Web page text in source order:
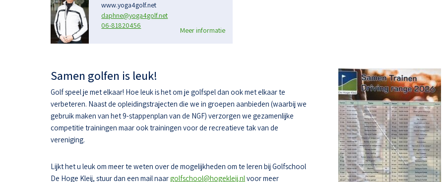
www.yoga4golf.net
daphne@yoga4golf.net
06-81820456
Meer informatie
Samen golfen is leuk!
Golf speel je met elkaar! Hoe leuk is het om je golfspel dan ook met elkaar te
verbeteren. Naast de opleidingstrajecten die we in groepen aanbieden (waarbij we
gebruik maken van het 9-stappenplan van de NGF) verzorgen we gezamenlijke
competitie trainingen maar ook trainingen voor de recreatieve tak van de
vereniging.
Lijkt het u leuk om meer te weten over de mogelijkheden om te leren bij Golfschool
De Hoge Kleij, stuur dan een mail naargolfschool@hogekleij.nlvoor meer